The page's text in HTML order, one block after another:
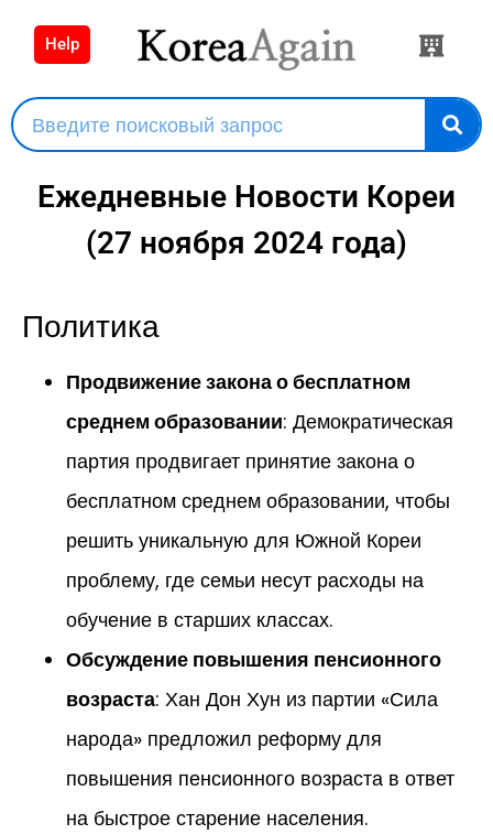
Help
Ежедневные Новости Кореи
(27 ноября 2024 года)
Политика
Продвижение закона о бесплатном
среднем образовании: Демократическая
партия продвигает принятие закона о
бесплатном среднем образовании, чтобы
решить уникальную для Южной Кореи
проблему, где семьи несут расходы на
обучение в старших классах.
Обсуждение повышения пенсионного
возраста: Хан Дон Хун из партии «Сила
народа» предложил реформу для
повышения пенсионного возраста в ответ
на быстрое старение населения.